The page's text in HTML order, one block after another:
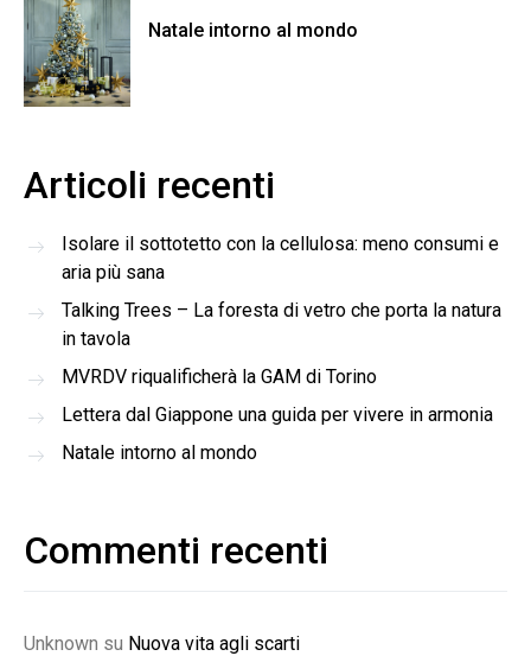
Natale intorno al mondo
Articoli recenti
Isolare il sottotetto con la cellulosa: meno consumi e
aria più sana
Talking Trees – La foresta di vetro che porta la natura
in tavola
MVRDV riqualificherà la GAM di Torino
Lettera dal Giappone una guida per vivere in armonia
Natale intorno al mondo
Commenti recenti
Unknown su Nuova vita agli scarti